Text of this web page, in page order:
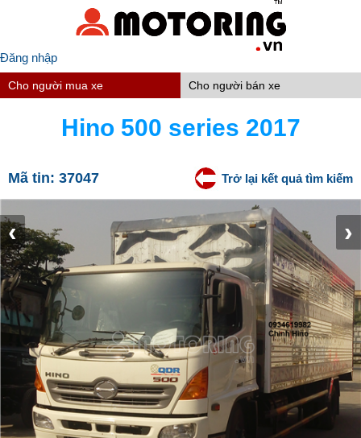
Đăng nhập
Cho người mua xe Cho người bán xe
Hino 500 series 2017
Mã tin: 37047 Trở lại kết quả tìm kiếm
‹ ›